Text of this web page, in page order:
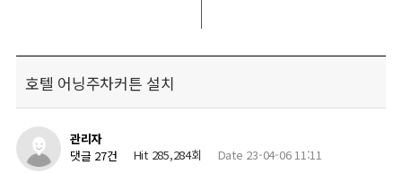
호텔 어닝주차커튼 설치
관리자
댓글 27건
Hit 285,284회 Date 23-04-06 11:11